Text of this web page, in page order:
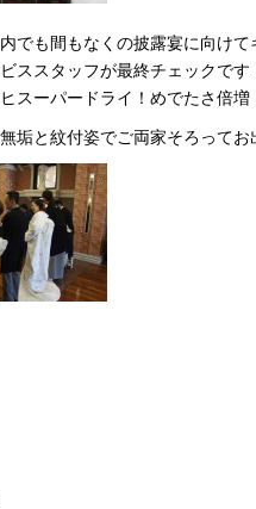
でも間もなくの披露宴に向けて
ススタッフが最終チェックで
スーパードライ！めでたさ倍増
垢と紋付姿でご両家そろってお